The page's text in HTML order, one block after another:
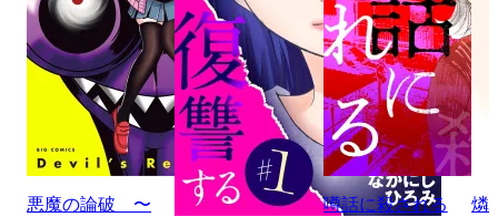
悪魔の論破 〜
噂話に殺される 燐